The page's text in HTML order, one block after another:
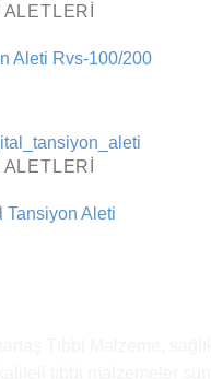
Aleti Rvs-100/200
Tansiyon Aleti